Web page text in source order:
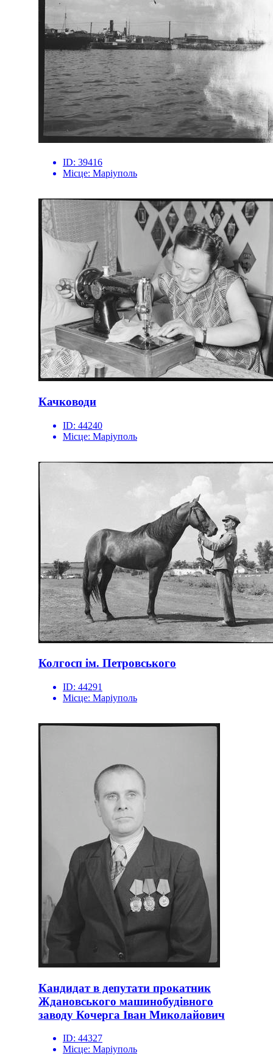
ID: 39416
Місце: Маріуполь
Качководи
ID: 44240
Місце: Маріуполь
Колгосп ім. Петровського
ID: 44291
Місце: Маріуполь
Кандидат в депутати прокатник
Ждановського машинобудівного
заводу Кочерга Іван Миколайович
ID: 44327
Місце: Маріуполь